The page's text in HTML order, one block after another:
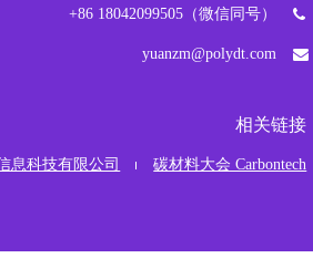
+86 18042099505（微信同号）
yuanzm@polydt.com
相关链接
息科技有限公司 碳材料大会 Carbontech